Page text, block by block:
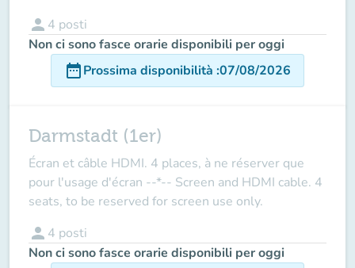
person 4 posti
Non ci sono fasce orarie disponibili per oggi
date_rangeProssima disponibilità :07/08/2026
Darmstadt (1er)
Écran et câble HDMI. 4 places, à ne réserver que
pour l'usage d'écran --*-- Screen and HDMI cable. 4
seats, to be reserved for screen use only.
person 4 posti
Non ci sono fasce orarie disponibili per oggi